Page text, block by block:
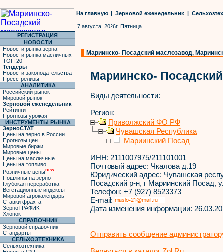
На главную | Зерновой еженедельник |
7 августа 2026г. Пятница
РЕГИСТРАЦИЯ
НОВОСТИ
Новости рынка зерна
Новости рынка масличных
ТОП 20
Тендеры
Новости законодательства
Пресс-релизы
АНАЛИТИКА
Российский рынок
Мировой рынок
Зерновой еженедельник
Рейтинги
Прогнозы урожая
ИНСТРУМЕНТЫ РЫНКА
ЗерноСТАТ
Цены на зерно в России
Прогнозы цен
Мировые биржи
Мировые цены
Цены на масличные
Цены на топливо
Розничные ценыnew
Пошлины на зерно
Глубокая переработка
Вегетационные индексы
Мировой агрокалендарь
Ставки фрахта
ЗерноТРАФИК
Хлопок
СПРАВОЧНИК
Зерновой справочник
Стандарты
СЕЛЬХОЗТЕХНИКА
Сельхозтехника
Мариинско- Посадский маслозавод,
Мариинско-
Виды деятельности:
Регион:
Приволжский ФО РФ
Чувашская Республика
Мариинский Посад
ИНН: 2111007975/211101001
Почтовый адрес: Чкалова д.19
Юридический адрес: Чувашская
Посадский р-н, г Мариинский Посад,
Телефон: +7 (927) 8523373
E-mail:
Дата изменения информации:
Отправить сообщение